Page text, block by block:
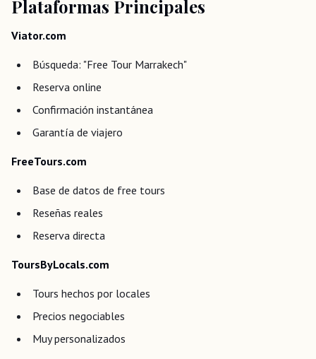
Plataformas Principales
Viator.com
Búsqueda: "Free Tour Marrakech"
Reserva online
Confirmación instantánea
Garantía de viajero
FreeTours.com
Base de datos de free tours
Reseñas reales
Reserva directa
ToursByLocals.com
Tours hechos por locales
Precios negociables
Muy personalizados